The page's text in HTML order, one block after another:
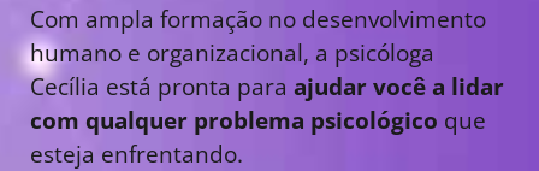
Com ampla formação no desenvolvimento
humano e organizacional, a psicóloga
Cecília está pronta para ajudar você a lidar
com qualquer problema psicológico que
esteja enfrentando.